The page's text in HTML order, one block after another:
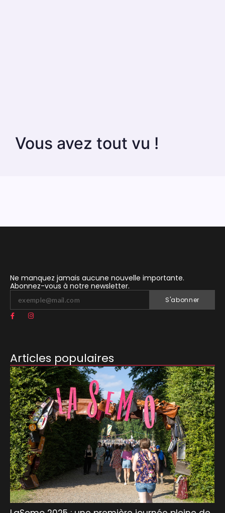
Vous avez tout vu !
Ne manquez jamais aucune nouvelle importante.
Abonnez-vous à notre newsletter.
S'abonner
Articles populaires